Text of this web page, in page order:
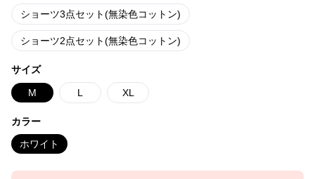
ショーツ3点セット(無染色コットン)
ショーツ2点セット(無染色コットン)
サイズ
M L XL
カラー
ホワイト